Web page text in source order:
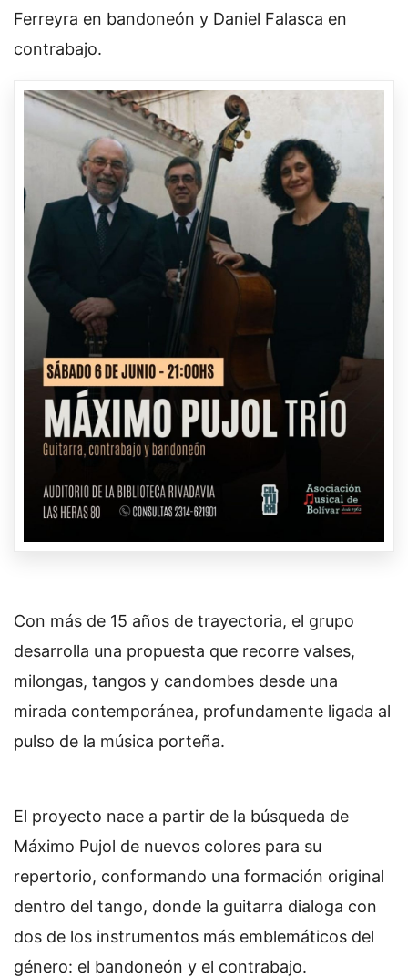
Ferreyra en bandoneón y Daniel Falasca en
contrabajo.
Con más de 15 años de trayectoria, el grupo
desarrolla una propuesta que recorre valses,
milongas, tangos y candombes desde una
mirada contemporánea, profundamente ligada al
pulso de la música porteña.
El proyecto nace a partir de la búsqueda de
Máximo Pujol de nuevos colores para su
repertorio, conformando una formación original
dentro del tango, donde la guitarra dialoga con
dos de los instrumentos más emblemáticos del
género: el bandoneón y el contrabajo.